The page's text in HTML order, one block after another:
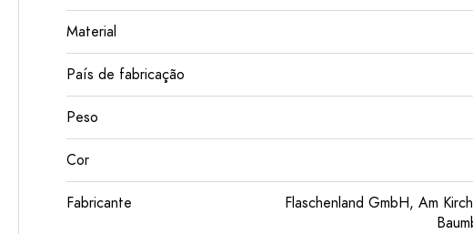
Material
País de fabricação
Peso
Cor
Fabricante
Flaschenland GmbH, Am